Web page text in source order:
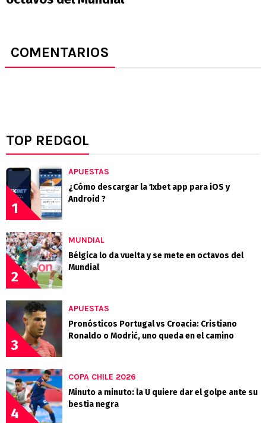
COMENTARIOS
TOP REDGOL
1
APUESTAS
¿Cómo descargar la 1xbet app para iOS y
Android ?
2
MUNDIAL
Bélgica lo da vuelta y se mete en octavos del
Mundial
3
APUESTAS
Pronósticos Portugal vs Croacia: Cristiano
Ronaldo o Modrić, uno queda en el camino
4
COPA CHILE 2026
Minuto a minuto: la U quiere dar el golpe ante su
bestia negra